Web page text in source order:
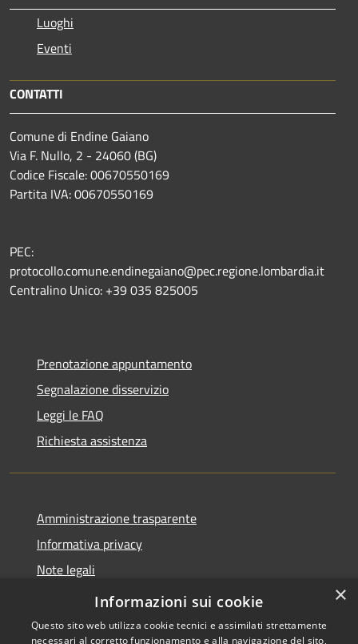
Luoghi
Eventi
CONTATTI
Comune di Endine Gaiano
Via F. Nullo, 2 - 24060 (BG)
Codice Fiscale: 00670550169
Partita IVA: 00670550169
PEC:
protocollo.comune.endinegaiano@pec.regione.lombardia.it
Centralino Unico: +39 035 825005
Prenotazione appuntamento
Segnalazione disservizio
Leggi le FAQ
Richiesta assistenza
Amministrazione trasparente
Informativa privacy
Note legali
Dichiarazione di accessibilità
×
Informazioni sui cookie
Questo sito web utilizza cookie tecnici e assimilati strettamente
necessari al corretto funzionamento e alla navigazione del sito,